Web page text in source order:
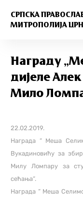
СРПСКА
МИТРОПОЛИЈА
Награду
дијеле
Мило
22.02.2019.
Награда “ Меша
Вукадиновићу за
Милу Ломпару за
сећања“.
Награда “ Меша